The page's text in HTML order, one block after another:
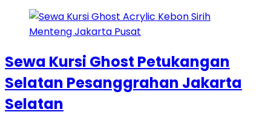
Sewa Kursi Ghost Petukangan
Selatan Pesanggrahan Jakarta
Selatan